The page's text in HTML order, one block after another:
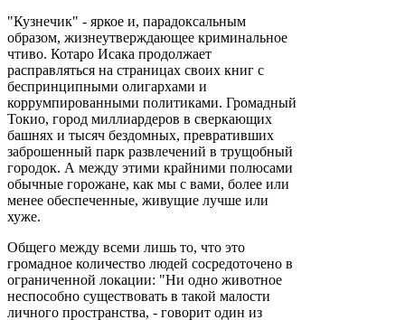
"Кузнечик" - яркое и, парадоксальным
образом, жизнеутверждающее криминальное
чтиво. Котаро Исака продолжает
расправляться на страницах своих книг с
беспринципными олигархами и
коррумпированными политиками. Громадный
Токио, город миллиардеров в сверкающих
башнях и тысяч бездомных, превративших
заброшенный парк развлечений в трущобный
городок. А между этими крайними полюсами
обычные горожане, как мы с вами, более или
менее обеспеченные, живущие лучше или
хуже.
Общего между всеми лишь то, что это
громадное количество людей сосредоточено в
ограниченной локации: "Ни одно животное
неспособно существовать в такой малости
личного пространства, - говорит один из